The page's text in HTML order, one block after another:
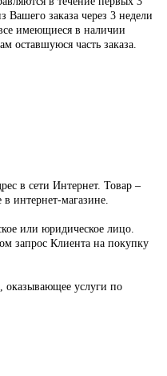
Вашего заказа через 3 недели
имеющиеся в наличии
оставшуюся часть заказа.
в сети Интернет. Товар –
интернет-магазине.
или юридическое лицо.
запрос Клиента на покупку
оказывающее услуги по